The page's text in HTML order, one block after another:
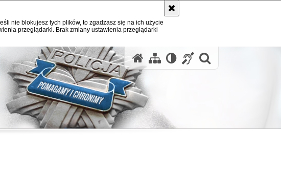
nie blokujesz tych plików, to zgadzasz się na ich użycie
przeglądarki. Brak zmiany ustawienia przeglądarki